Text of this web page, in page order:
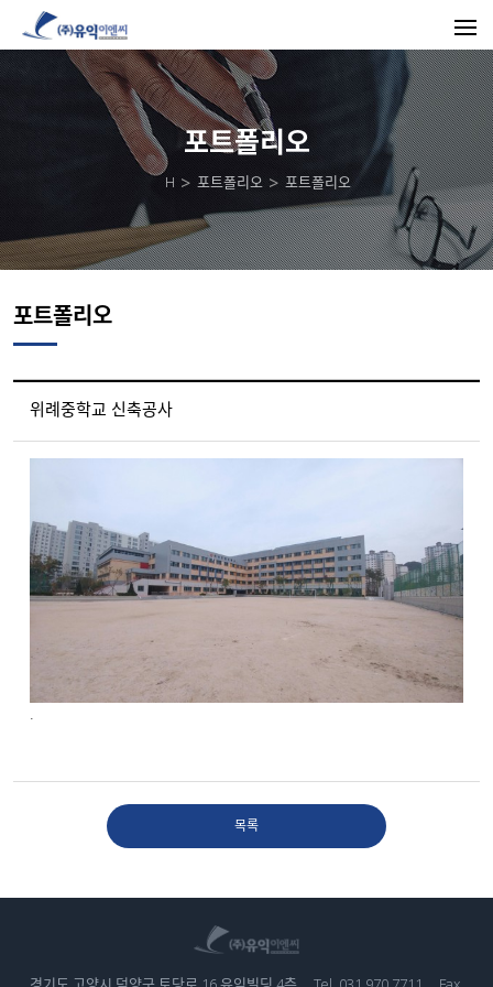
포트폴리오
H 포트폴리오 포트폴리오
포트폴리오
위례중학교 신축공사
목록